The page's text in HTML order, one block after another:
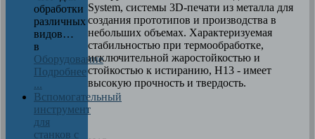
System, системы 3D-печати из металла для
создания прототипов и производства в
небольших объемах. Характеризуемая
стабильностью при термообработке,
исключительной жаростойкостью и
стойкостью к истиранию, H13 - имеет
высокую прочность и твердость.
обработки
различных
видов…
в
Оборудование
Подробнее
...
Вспомогательный
инструмент
для
станков с